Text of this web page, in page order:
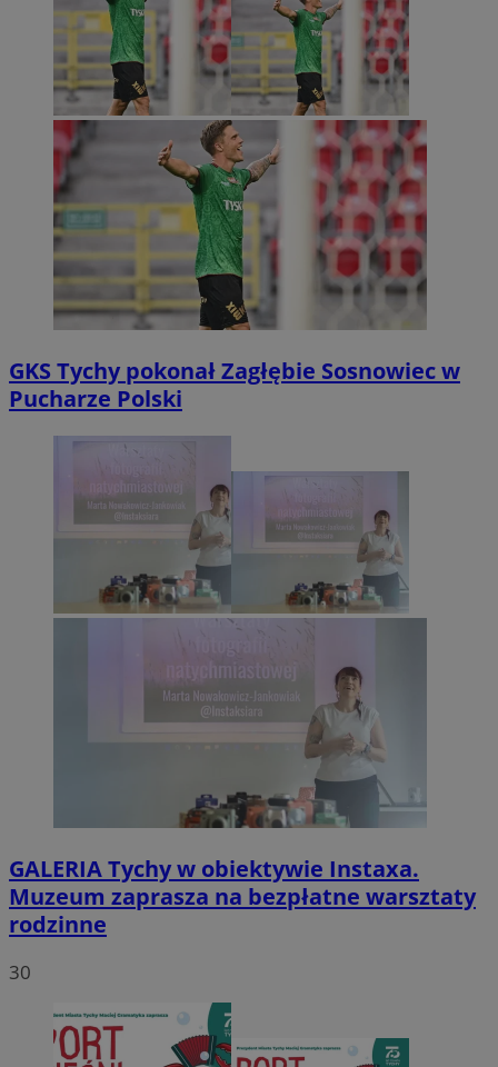
GKS Tychy pokonał Zagłębie Sosnowiec w
Pucharze Polski
GALERIATychy w obiektywie Instaxa.
Muzeum zaprasza na bezpłatne warsztaty
rodzinne
30